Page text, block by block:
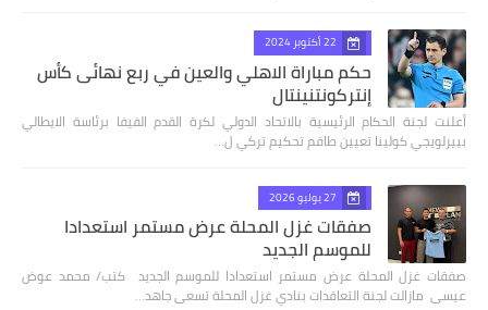
22 أكتوبر 2024
حكم مباراة الاهلي والعين في ربع نهائى كأس
إنتركونتنينتال
أعلنت لجنة الحكام الرئيسية بالاتحاد الدولي لكرة القدم الفيفا برئاسة الايطالي
بييرلويجي كولينا تعيين طاقم تحكيم تركي ل…
27 يوليو 2026
صفقات غزل المحلة عرض مستمر استعدادا
للموسم الجديد
صفقات غزل المحلة عرض مستمر استعدادا للموسم الجديد كتب/ محمد عوض
عيسى مازالت لجنة التعاقدات بنادي غزل المحلة تسعى جاهد…